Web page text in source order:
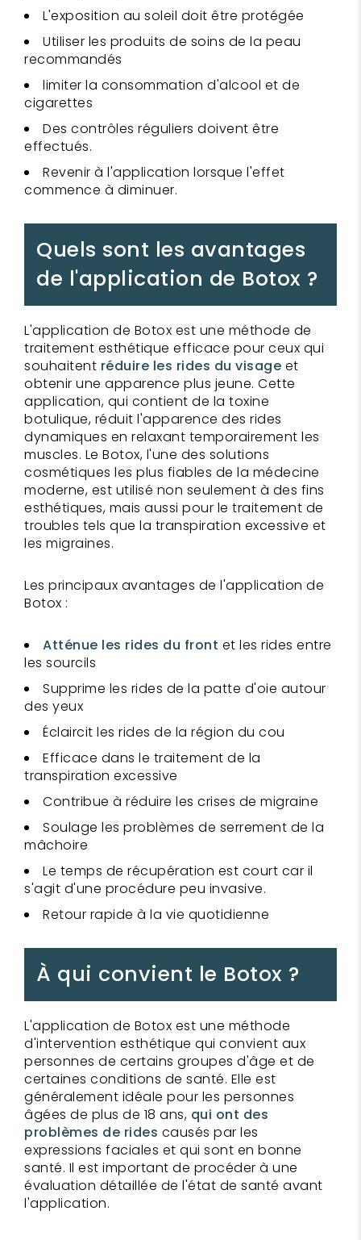
L'exposition au soleil doit être protégée
Utiliser les produits de soins de la peau
recommandés
limiter la consommation d'alcool et de
cigarettes
Des contrôles réguliers doivent être
effectués.
Revenir à l'application lorsque l'effet
commence à diminuer.
Quels sont les avantages
de l'application de Botox ?
L'application de Botox est une méthode de
traitement esthétique efficace pour ceux qui
souhaitent réduire les rides du visage et
obtenir une apparence plus jeune. Cette
application, qui contient de la toxine
botulique, réduit l'apparence des rides
dynamiques en relaxant temporairement les
muscles. Le Botox, l'une des solutions
cosmétiques les plus fiables de la médecine
moderne, est utilisé non seulement à des fins
esthétiques, mais aussi pour le traitement de
troubles tels que la transpiration excessive et
les migraines.
Les principaux avantages de l'application de
Botox :
Atténue les rides du front et les rides entre
les sourcils
Supprime les rides de la patte d'oie autour
des yeux
Éclaircit les rides de la région du cou
Efficace dans le traitement de la
transpiration excessive
Contribue à réduire les crises de migraine
Soulage les problèmes de serrement de la
mâchoire
Le temps de récupération est court car il
s'agit d'une procédure peu invasive.
Retour rapide à la vie quotidienne
À qui convient le Botox ?
L'application de Botox est une méthode
d'intervention esthétique qui convient aux
personnes de certains groupes d'âge et de
certaines conditions de santé. Elle est
généralement idéale pour les personnes
âgées de plus de 18 ans, qui ont des
problèmes de rides causés par les
expressions faciales et qui sont en bonne
santé. Il est important de procéder à une
évaluation détaillée de l'état de santé avant
l'application.